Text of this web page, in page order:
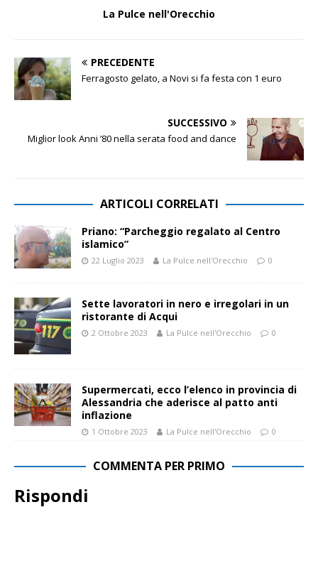
La Pulce nell'Orecchio
PRECEDENTE
Ferragosto gelato, a Novi si fa festa con 1 euro
SUCCESSIVO
Miglior look Anni ’80 nella serata food and dance
ARTICOLI CORRELATI
Priano: “Parcheggio regalato al Centro
islamico”
22 Luglio 2023 La Pulce nell'Orecchio 0
Sette lavoratori in nero e irregolari in un
ristorante di Acqui
2 Ottobre 2023 La Pulce nell'Orecchio 0
Supermercati, ecco l’elenco in provincia di
Alessandria che aderisce al patto anti
inflazione
1 Ottobre 2023 La Pulce nell'Orecchio 0
COMMENTA PER PRIMO
Rispondi